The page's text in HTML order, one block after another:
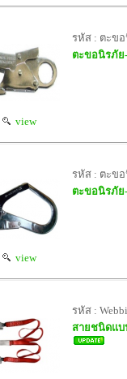
view
รหัส : ตะขอ
ตะขอนิรภัย-
view
รหัส : ตะขอ
ตะขอนิรภัย
รหัส :
สายชนิดแบ